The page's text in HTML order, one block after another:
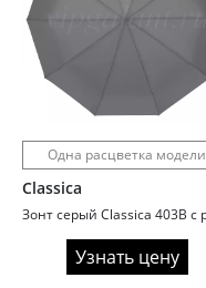
Одна расцветка модели
Classica
Узнать цену